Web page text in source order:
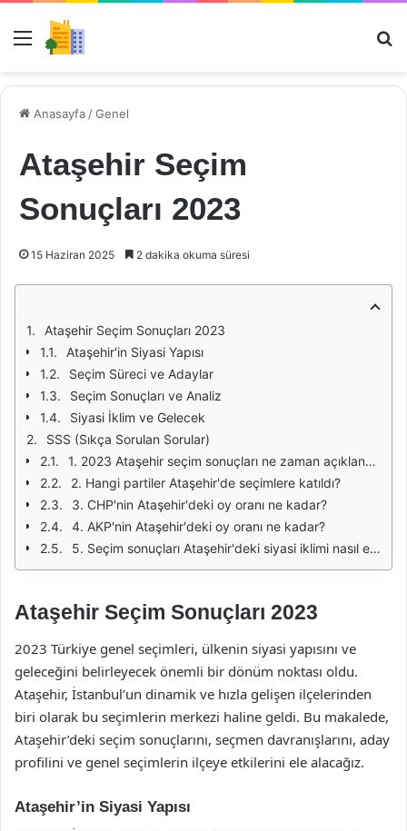
Menü
Anasayfa /Genel
Ataşehir Seçim
Sonuçları 2023
15 Haziran 2025 2 dakika okuma süresi
Ataşehir Seçim Sonuçları 2023
Ataşehir'in Siyasi Yapısı
Seçim Süreci ve Adaylar
Seçim Sonuçları ve Analiz
Siyasi İklim ve Gelecek
SSS (Sıkça Sorulan Sorular)
1. 2023 Ataşehir seçim sonuçları ne zaman açıklandı?
2. Hangi partiler Ataşehir'de seçimlere katıldı?
3. CHP'nin Ataşehir'deki oy oranı ne kadar?
4. AKP'nin Ataşehir'deki oy oranı ne kadar?
5. Seçim sonuçları Ataşehir'deki siyasi iklimi nasıl etkiler?
Ataşehir Seçim Sonuçları 2023
2023 Türkiye genel seçimleri, ülkenin siyasi yapısını ve
geleceğini belirleyecek önemli bir dönüm noktası oldu.
Ataşehir, İstanbul’un dinamik ve hızla gelişen ilçelerinden
biri olarak bu seçimlerin merkezi haline geldi. Bu makalede,
Ataşehir’deki seçim sonuçlarını, seçmen davranışlarını, aday
profilini ve genel seçimlerin ilçeye etkilerini ele alacağız.
Ataşehir’in Siyasi Yapısı